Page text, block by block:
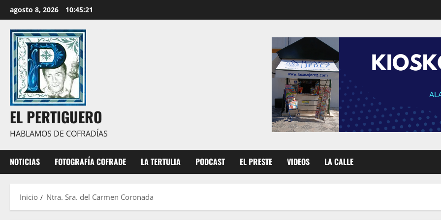
al
contenido
agosto 8, 2026 10:45:21
EL PERTIGUERO
HABLAMOS DE COFRADÍAS
NOTICIAS FOTOGRAFÍA COFRADE LA TERTULIA PODCAST EL PRESTE VIDEOS LA CALLE
Inicio Ntra. Sra. del Carmen Coronada